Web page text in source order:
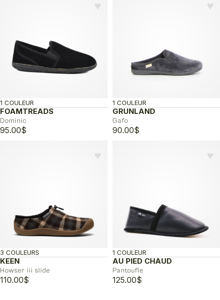
♥︎
FOAMTREADS
Dominic
1 COULEUR
95.00$
♥︎
GRUNLAND
Gafo
1 COULEUR
90.00$
♥︎
KEEN
Howser iii slide
3 COULEURS
110.00$
♥︎
AU PIED CHAUD
Pantoufle
1 COULEUR
125.00$